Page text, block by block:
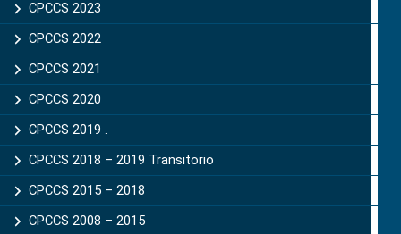
CPCCS 2023
CPCCS 2022
CPCCS 2021
CPCCS 2020
CPCCS 2019 .
CPCCS 2018 – 2019 Transitorio
CPCCS 2015 – 2018
CPCCS 2008 – 2015